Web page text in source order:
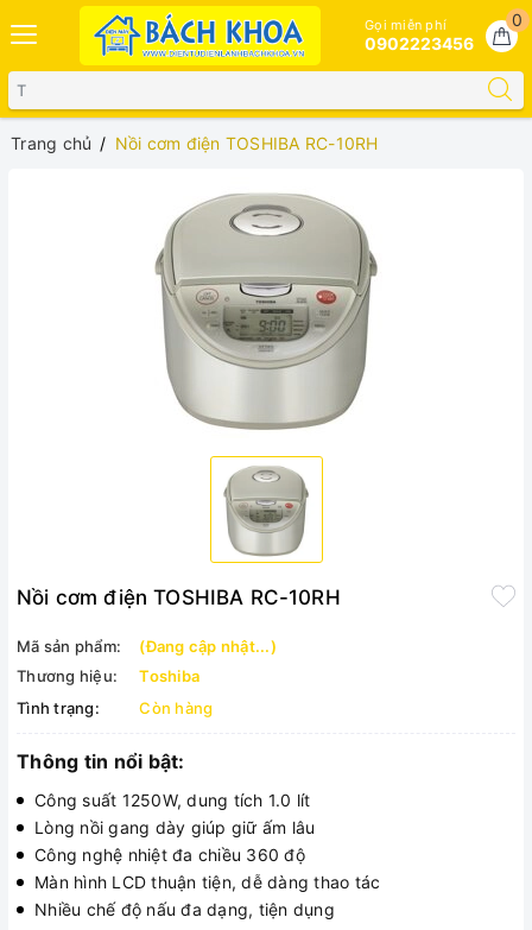
0
Gọi miễn phí
0902223456
Trang chủ Nồi cơm điện TOSHIBA RC-10RH
Nồi cơm điện TOSHIBA RC-10RH
Mã sản phẩm:
(Đang cập nhật...)
Thương hiệu:
Toshiba
Tình trạng:
Còn hàng
Thông tin nổi bật:
Công suất 1250W, dung tích 1.0 lít
Lòng nồi gang dày giúp giữ ấm lâu
Công nghệ nhiệt đa chiều 360 độ
Màn hình LCD thuận tiện, dễ dàng thao tác
Nhiều chế độ nấu đa dạng, tiện dụng